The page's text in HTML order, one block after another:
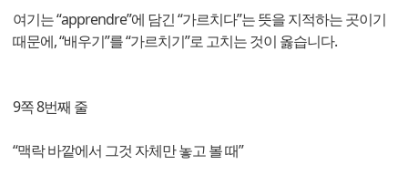
여기는 “apprendre”에 담긴 “가르치다”는 뜻을 지적하는 곳이기
때문에, “배우기”를 “가르치기”로 고치는 것이 옳습니다.
9쪽 8번째 줄
“맥락 바깥에서 그것 자체만 놓고 볼 때”